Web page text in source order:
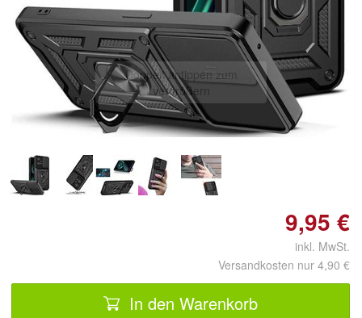
Doppelt antippen zum
vergrößern
9,95 €
inkl. MwSt.
Versandkosten nur 4,90 €
In den Warenkorb